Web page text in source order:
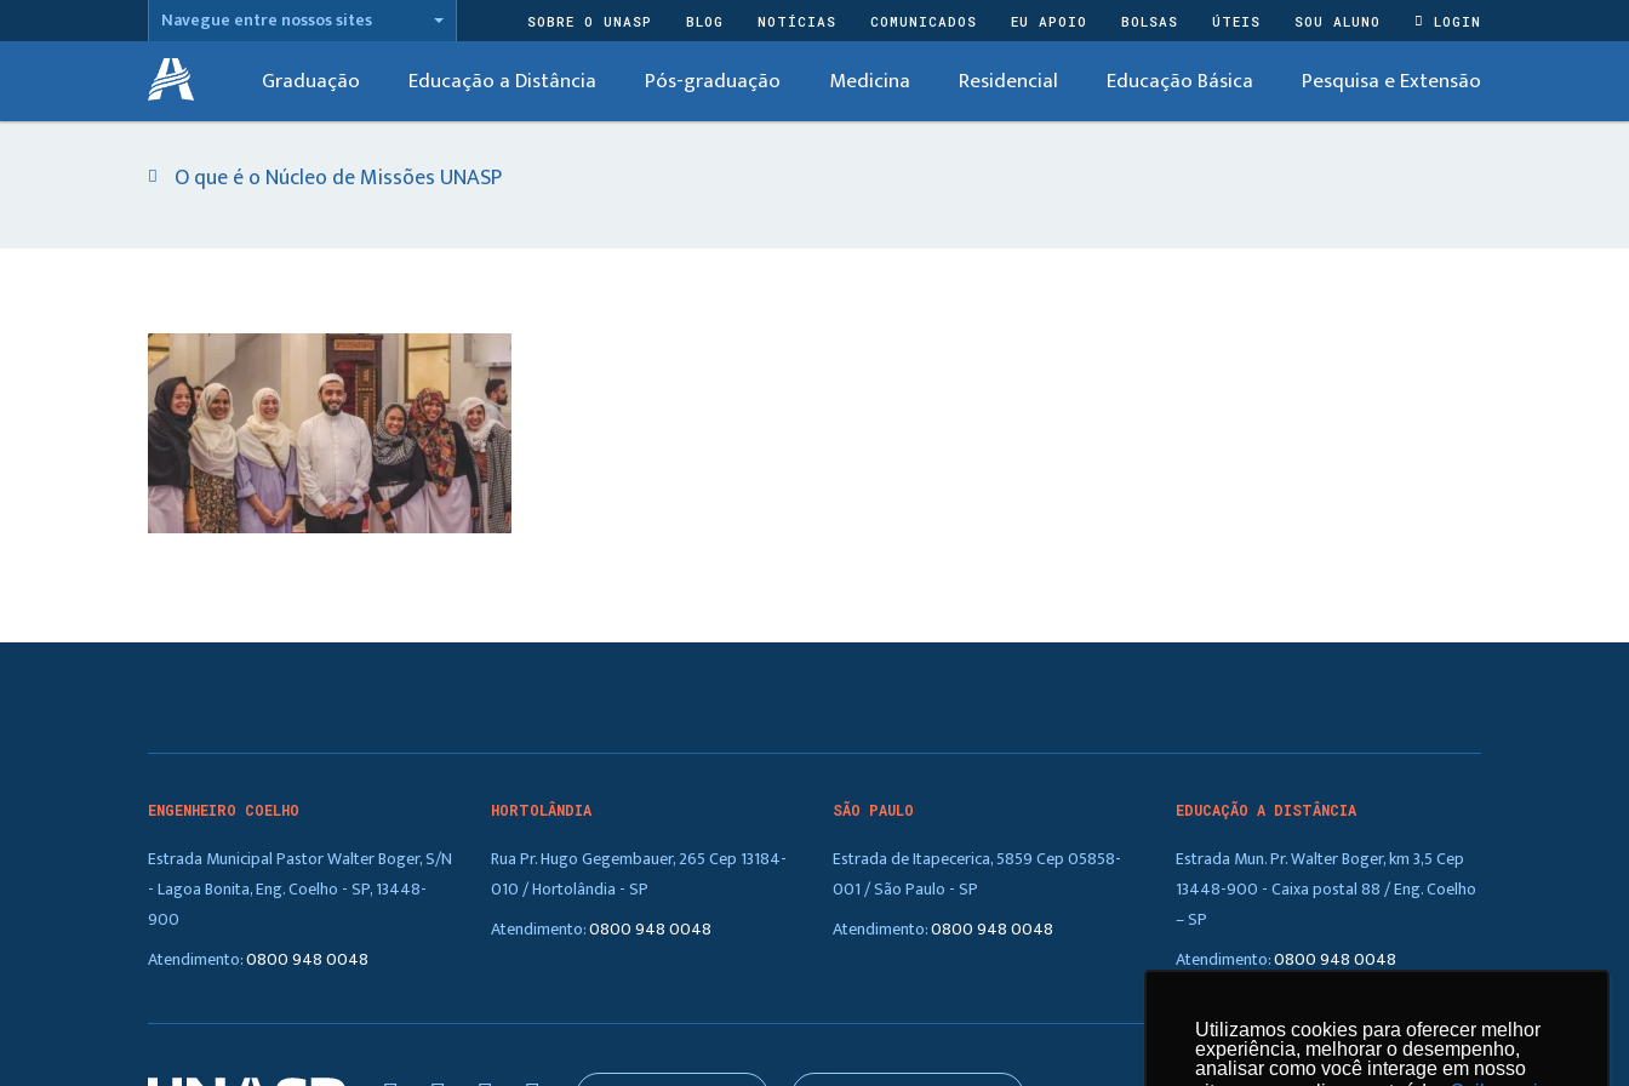
Utilizamos cookies para oferecer melhor
experiência, melhorar o desempenho,
analisar como você interage em nosso
Utilizamos cookies para oferecer melhor
experiência, melhorar o desempenho,
analisar como você interage em nosso
Navegue entre nossos sites SOBRE O UNASP BLOG NOTÍCIAS COMUNICADOS EU APOIO BOLSAS ÚTEIS SOU ALUNO LOGIN
Graduação Educação a Distância Pós-graduação Medicina Residencial Educação Básica Pesquisa e Extensão
O que é o Núcleo de Missões UNASP
ENGENHEIRO COELHO
Estrada Municipal Pastor Walter Boger, S/N
- Lagoa Bonita, Eng. Coelho - SP, 13448-
900
Atendimento:0800 948 0048
HORTOLÂNDIA
Rua Pr. Hugo Gegembauer, 265 Cep 13184-
010 / Hortolândia - SP
Atendimento:0800 948 0048
SÃO PAULO
Estrada de Itapecerica, 5859 Cep 05858-
001 / São Paulo - SP
Atendimento:0800 948 0048
EDUCAÇÃO A DISTÂNCIA
Estrada Mun. Pr. Walter Boger, km 3,5 Cep
13448-900 - Caixa postal 88 / Eng. Coelho
– SP
Atendimento:0800 948 0048